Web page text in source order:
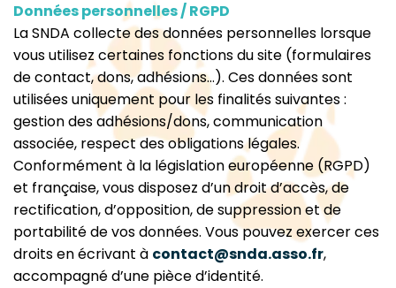
Données personnelles / RGPD
La SNDA collecte des données personnelles lorsque
vous utilisez certaines fonctions du site (formulaires
de contact, dons, adhésions…). Ces données sont
utilisées uniquement pour les finalités suivantes :
gestion des adhésions/dons, communication
associée, respect des obligations légales.
Conformément à la législation européenne (RGPD)
et française, vous disposez d’un droit d’accès, de
rectification, d’opposition, de suppression et de
portabilité de vos données. Vous pouvez exercer ces
droits en écrivant à contact@snda.asso.fr,
accompagné d’une pièce d’identité.